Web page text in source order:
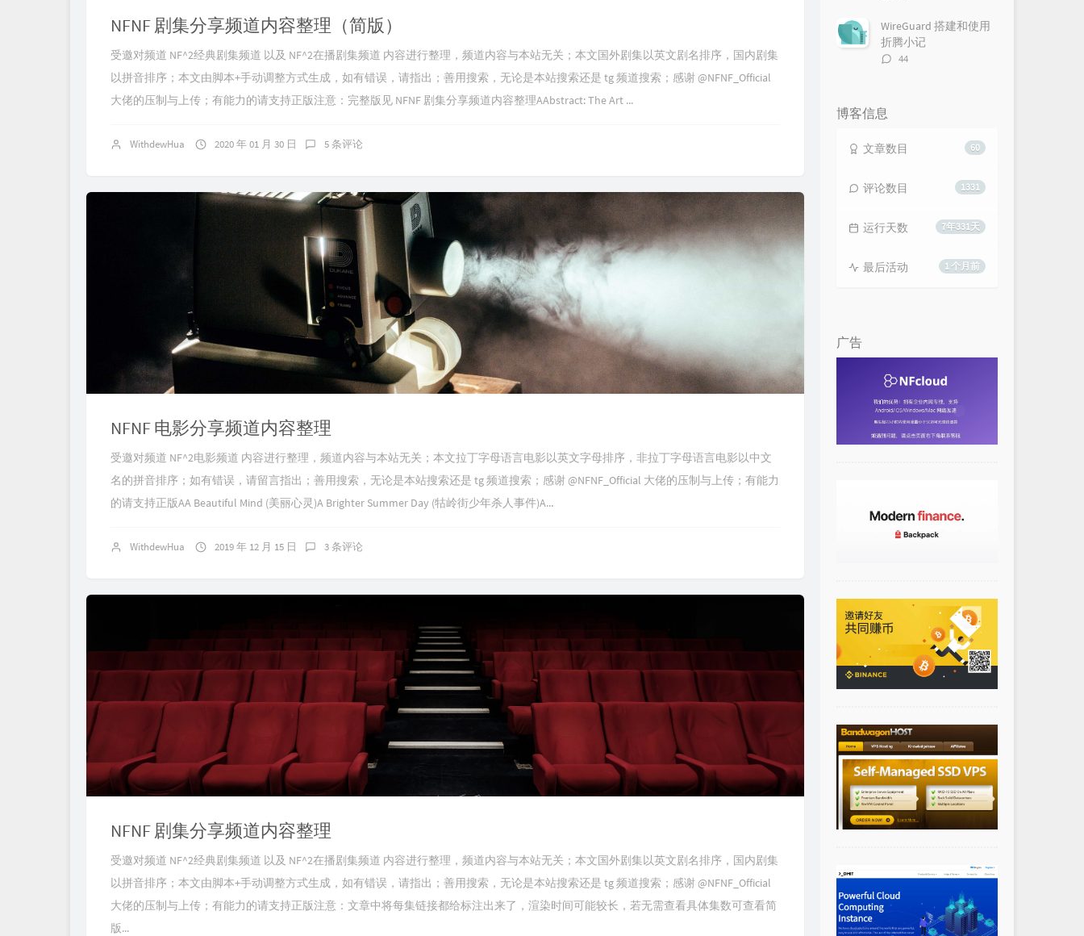
NFNF 剧集分享频道内容整理（简版）
受邀对频道 NF^2经典剧集频道 以及 NF^2在播剧集频道 内容进行整理，频道内容与本站无关；本文国外剧集以英文剧名排序，国内剧集
以拼音排序；本文由脚本+手动调整方式生成，如有错误，请指出；善用搜索，无论是本站搜索还是 tg 频道搜索；感谢 @NFNF_Official
大佬的压制与上传；有能力的请支持正版注意：完整版见 NFNF 剧集分享频道内容整理AAbstract: The Art ...
WithdewHua 2020 年 01 月 30 日 5 条评论
NFNF 电影分享频道内容整理
受邀对频道 NF^2电影频道 内容进行整理，频道内容与本站无关；本文拉丁字母语言电影以英文字母排序，非拉丁字母语言电影以中文
名的拼音排序；如有错误，请留言指出；善用搜索，无论是本站搜索还是 tg 频道搜索；感谢 @NFNF_Official 大佬的压制与上传；有能力
的请支持正版AA Beautiful Mind (美丽心灵)A Brighter Summer Day (牯岭街少年杀人事件)A...
WithdewHua 2019 年 12 月 15 日 3 条评论
NFNF 剧集分享频道内容整理
受邀对频道 NF^2经典剧集频道 以及 NF^2在播剧集频道 内容进行整理，频道内容与本站无关；本文国外剧集以英文剧名排序，国内剧集
以拼音排序；本文由脚本+手动调整方式生成，如有错误，请指出；善用搜索，无论是本站搜索还是 tg 频道搜索；感谢 @NFNF_Official
大佬的压制与上传；有能力的请支持正版注意：文章中将每集链接都给标注出来了，渲染时间可能较长，若无需查看具体集数可查看简
版...
数：
WireGuard 搭建和使用
折腾小记
评
44
博客信息
60
文章数目
1331
评论数目
7年331天
运行天数
1 个月前
最后活动
广告